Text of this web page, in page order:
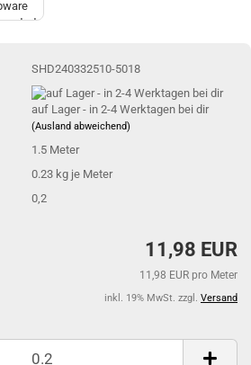
SHD240332510-5018
auf Lager - in 2-4 Werktagen bei dir
(Ausland abweichend)
1.5 Meter
0.23 kg je Meter
0,2
11,98 EUR
11,98 EUR pro Meter
inkl. 19% MwSt. zzgl. Versand